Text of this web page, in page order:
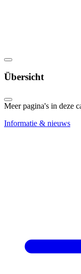
Übersicht
Meer pagina's in deze
Informatie & nieuws